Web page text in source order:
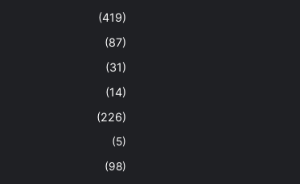
(419)
(87)
(31)
(14)
(226)
(5)
(98)